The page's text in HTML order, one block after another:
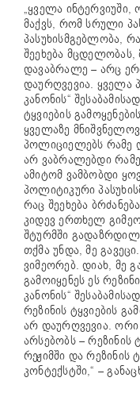
„ყველა ინტერვიუში,
მაქვს, რომ სრული
პასუხისმგებლობა,
შეეხება
დავაბრალე – არც
დაურღვევია. ყველა
კანონის“
ტყვიების
ყველაზე
პოლიციელებს რამე
არ ვაბრალებდი
ამიტომ ვამბობდი
პოლიტიკური
რაც შეეხება
კიდევ ერთხელ
შტურმში
თქმა უნდა, მე
ვიმეორებ. დიახ, მე
გამოიყენეს ეს
კანონის“
რეზინის ტყვიების
არ დაურღვევია. ორი
არსებობს – რეზინის
რეჟიმში და რეზინის
კონტექსტში,“ –